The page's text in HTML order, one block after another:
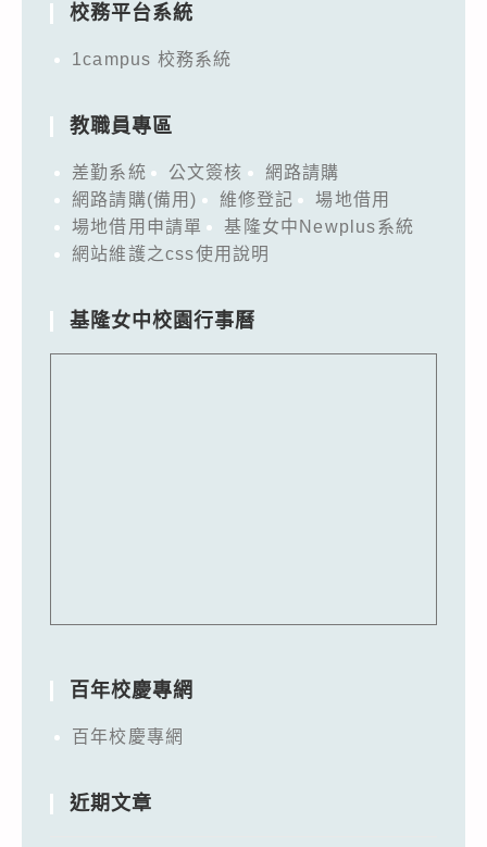
校務平台系統
1campus 校務系統
教職員專區
差勤系統 公文簽核
網路請購
網路請購(備用)
維修登記
場地借用
場地借用申請單
基隆女中Newplus系統
網站維護之css使用說明
基隆女中校園行事曆
百年校慶專網
百年校慶專網
近期文章